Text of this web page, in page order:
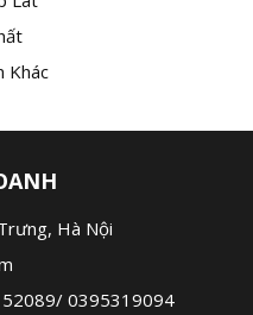
Khác
Hà Nội
/ 0395319094